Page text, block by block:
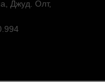
Джуд. Олт,